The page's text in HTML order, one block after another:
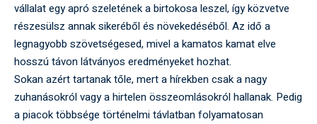
vállalat egy apró szeletének a birtokosa leszel, így közvetve
részesülsz annak sikeréből és növekedéséből. Az idő a
legnagyobb szövetségesed, mivel a kamatos kamat elve
hosszú távon látványos eredményeket hozhat.
Sokan azért tartanak tőle, mert a hírekben csak a nagy
zuhanásokról vagy a hirtelen összeomlásokról hallanak. Pedig
a piacok többsége történelmi távlatban folyamatosan